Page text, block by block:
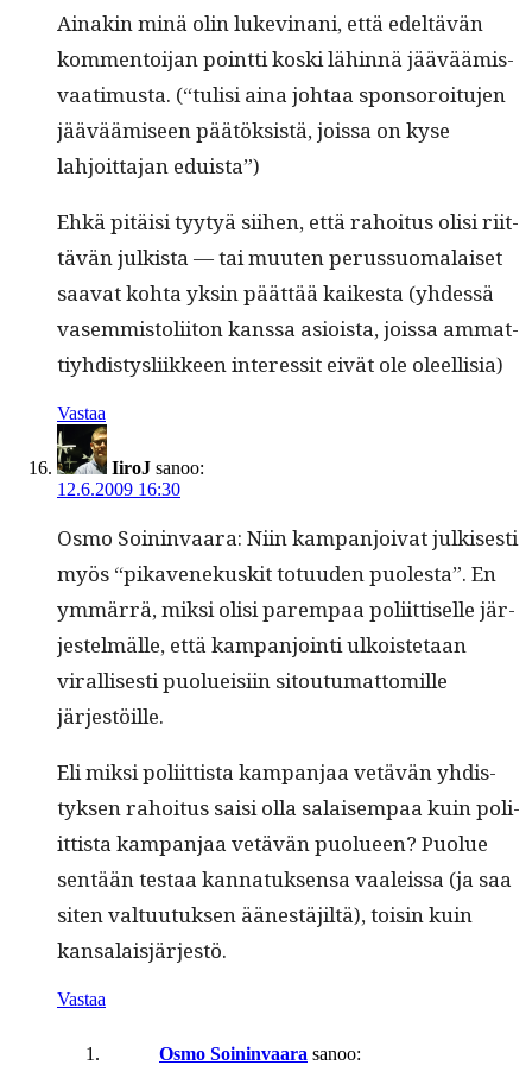
Ainakin minä olin lukev­inani, että edeltävän
kom­men­toi­jan point­ti kos­ki lähin­nä jääväämis­
vaa­timus­ta. (“tulisi aina johtaa spon­soroitu­jen
jääväämiseen päätök­sistä, jois­sa on kyse
lahjoit­ta­jan eduista”)
Ehkä pitäisi tyy­tyä siihen, että rahoi­tus olisi riit­
tävän julk­ista — tai muuten perus­suo­ma­laiset
saa­vat koh­ta yksin päät­tää kaikesta (yhdessä
vasem­mis­toli­iton kanssa asioista, jois­sa ammat­
tiy­hdis­tys­li­ik­keen inter­es­sit eivät ole oleellisia)
Vastaa
IiroJ sanoo:
12.6.2009 16:30
Osmo Soin­in­vaara: Niin kam­pan­joi­vat julkises­ti
myös “pikavenekuskit totu­u­den puoles­ta”. En
ymmär­rä, mik­si olisi parem­paa poli­it­tiselle jär­
jestelmälle, että kam­pan­join­ti ulkois­te­taan
viral­lis­es­ti puolueisi­in sitou­tu­mat­tomille
järjestöille.
Eli mik­si poli­it­tista kam­pan­jaa vetävän yhdis­
tyk­sen rahoi­tus saisi olla salaisem­paa kuin poli­
it­tista kam­pan­jaa vetävän puolueen? Puolue
sen­tään tes­taa kan­natuk­sen­sa vaaleis­sa (ja saa
siten val­tu­u­tuk­sen äänestäjiltä), toisin kuin
kansalaisjärjestö.
Vastaa
Osmo Soininvaara sanoo: